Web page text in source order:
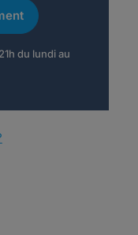
du lundi au